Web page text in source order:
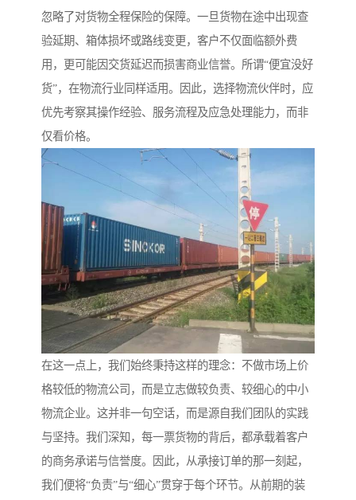
忽略了对货物全程保险的保障。一旦货物在途中出现查
验延期、箱体损坏或路线变更，客户不仅面临额外费
用，更可能因交货延迟而损害商业信誉。所谓“便宜没好
货”，在物流行业同样适用。因此，选择物流伙伴时，应
优先考察其操作经验、服务流程及应急处理能力，而非
仅看价格。
在这一点上，我们始终秉持这样的理念：不做市场上价
格较低的物流公司，而是立志做较负责、较细心的中小
物流企业。这并非一句空话，而是源自我们团队的实践
与坚持。我们深知，每一票货物的背后，都承载着客户
的商务承诺与信誉度。因此，从承接订单的那一刻起，
我们便将“负责”与“细心”贯穿于每个环节。从前期的装